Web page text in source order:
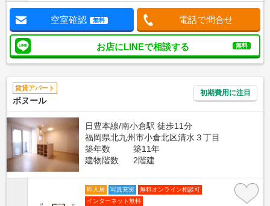
空室確認 無料 電話で問合せ
お店にLINEで相談する 無料
賃貸アパート
ボヌール
初期費用に注目
日豊本線/南小倉駅 徒歩11分
福岡県北九州市小倉北区清水３丁目
築年数
築11年
建物階数
2階建
即入居 写真充実
無料オンライン相談可
インターネット無料